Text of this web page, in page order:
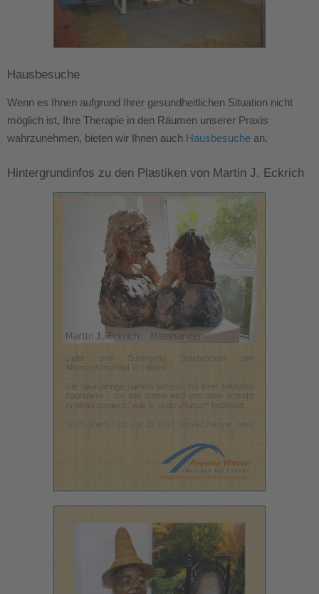
Hausbesuche
Wenn es Ihnen aufgrund Ihrer gesundheitlichen Situation nicht
möglich ist, Ihre Therapie in den Räumen unserer Praxis
wahrzunehmen, bieten wir Ihnen auch Hausbesuche an.
Hintergrundinfos zu den Plastiken von Martin J. Eckrich